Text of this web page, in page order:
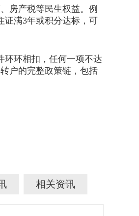
房产税等民生权益。例
证满3年或积分达标，可
环相扣，任何一项不达
户的完整政策链，包括
相关资讯